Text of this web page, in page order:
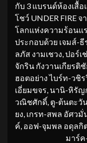
กับ 3 แบรนด์ห้องเสื้
โชว์ UNDER FIRE
โลกแห่งความร้อนแ
ประกอบด้วย เจมส์-
ลภัส งามเชวง, ปอร์
จักริน กังวานเกียรติ
ฮอตอย่าง ไบร์ท-วชิ
เอี่ยมขจร, นานิ-หิรั
วณิชศักดิ์, ตู-ต้นตะวั
ยง, เกรท-สพล อัศว
ค์, ออฟ-จุมพล อดุลกิ
มาร์ค-ศิวัช จำ